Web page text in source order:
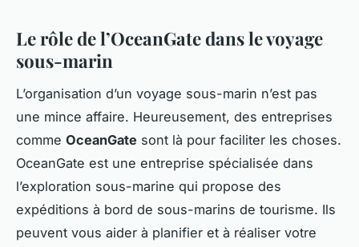
Le rôle de l’OceanGate dans le voyage
sous-marin
L’organisation d’un voyage sous-marin n’est pas
une mince affaire. Heureusement, des entreprises
comme OceanGate sont là pour faciliter les choses.
OceanGate est une entreprise spécialisée dans
l’exploration sous-marine qui propose des
expéditions à bord de sous-marins de tourisme. Ils
peuvent vous aider à planifier et à réaliser votre